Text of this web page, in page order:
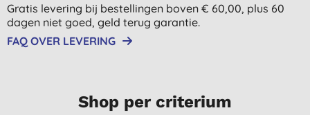
Gratis levering bij bestellingen boven € 60,00, plus 60
dagen niet goed, geld terug garantie.
FAQ OVER LEVERING
Shop per criterium